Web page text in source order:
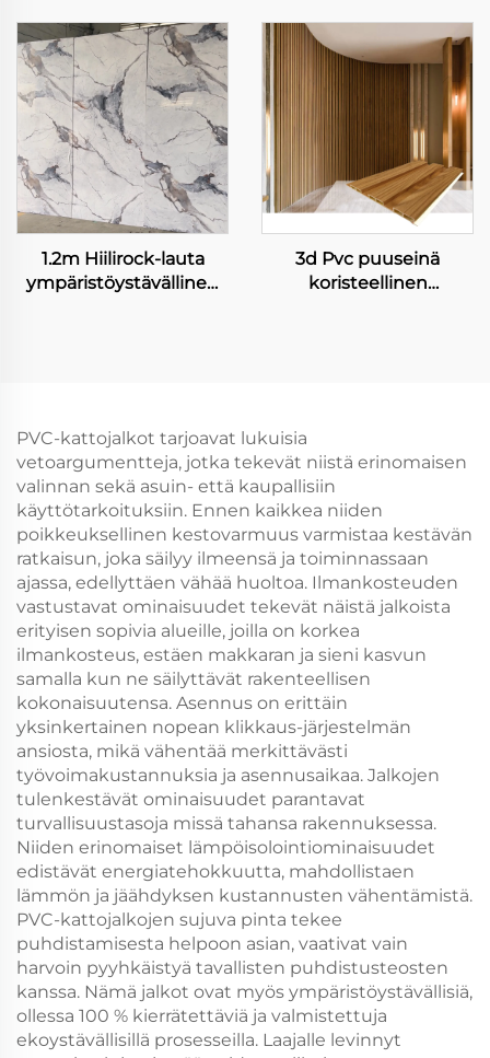
puuseinäpaneeli
moderni yksinkertainen
huone seinä muu
paneeli
seinäpaneeli TV
taustapaneeli
marjalankkuinen TV
1.2m Hiilirock-lauta
ympäristöystävällinen
3d Pvc puuseinä
koristeellinen
PVC-kattojalkot tarjoavat lukuisia
vetoargumentteja, jotka tekevät niistä erinomaisen
valinnan sekä asuin- että kaupallisiin
käyttötarkoituksiin. Ennen kaikkea niiden
poikkeuksellinen kestovarmuus varmistaa kestävän
ratkaisun, joka säilyy ilmeensä ja toiminnassaan
ajassa, edellyttäen vähää huoltoa. Ilmankosteuden
vastustavat ominaisuudet tekevät näistä jalkoista
erityisen sopivia alueille, joilla on korkea
ilmankosteus, estäen makkaran ja sieni kasvun
samalla kun ne säilyttävät rakenteellisen
kokonaisuutensa. Asennus on erittäin
yksinkertainen nopean klikkaus-järjestelmän
ansiosta, mikä vähentää merkittävästi
työvoimakustannuksia ja asennusaikaa. Jalkojen
tulenkestävät ominaisuudet parantavat
turvallisuustasoja missä tahansa rakennuksessa.
Niiden erinomaiset lämpöisolointiominaisuudet
edistävät energiatehokkuutta, mahdollistaen
lämmön ja jäähdyksen kustannusten vähentämistä.
PVC-kattojalkojen sujuva pinta tekee
puhdistamisesta helpoon asian, vaativat vain
harvoin pyyhkäistyä tavallisten puhdistusteosten
kanssa. Nämä jalkot ovat myös ympäristöystävällisiä,
ollessa 100 % kierrätettäviä ja valmistettuja
ekoystävällisillä prosesseilla. Laajalle levinnyt